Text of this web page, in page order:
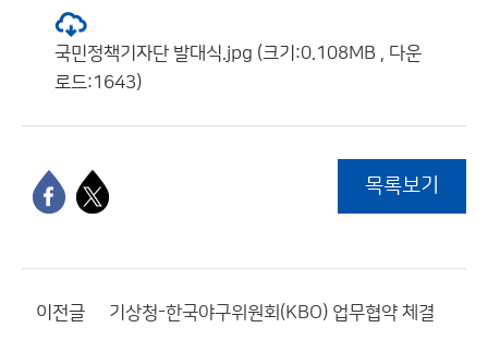
국민정책기자단 발대식.jpg (크기:0.108MB , 다운
로드:1643)
목록보기
이전글 기상청-한국야구위원회(KBO) 업무협약 체결